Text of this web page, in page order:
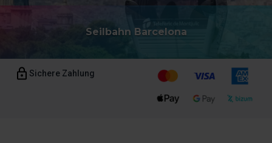
Seilbahn Barcelona
Sichere Zahlung